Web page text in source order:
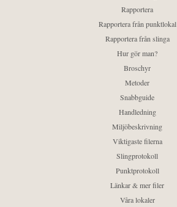
Rapportera
Rapportera från punktlokal
Rapportera från slinga
Hur gör man?
Broschyr
Metoder
Snabbguide
Handledning
Miljöbeskrivning
Viktigaste filerna
Slingprotokoll
Punktprotokoll
Länkar & mer filer
Våra lokaler